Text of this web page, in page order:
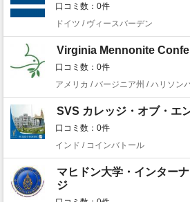
口コミ数：0件
ドイツ / ヴィースバーデン
Virginia Mennonite
口コミ数：0件
SVS カレッジ・オブ・エ
口コミ数：0件
インド / コインバトール
マヒドン大学・インター
ジ